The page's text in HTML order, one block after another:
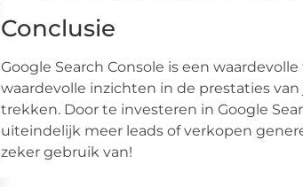
Conclusie
Google Search Console is een
waardevolle inzichten in de prestaties
trekken. Door te investeren in Google
uiteindelijk meer leads of verkopen
zeker gebruik van!